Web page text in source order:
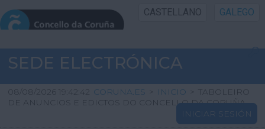
CASTELLANO GALEGO
INICIO SEDE
INICIO
INFORMACIÓN PÚBLICA
SEDE ELECTRÓNICA
08/08/2026 19:42:42 CORUNA.ES > INICIO > TABOLEIRO
DE ANUNCIOS E EDICTOS DO CONCELLO DA CORUÑA
INICIAR SESIÓN